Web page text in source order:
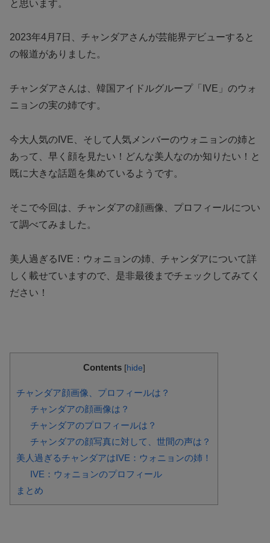
と思います。
2023年4月7日、チャンダアさんが芸能界デビューすると
の報道がありました。
チャンダアさんは、韓国アイドルグループ「IVE」のウォ
ニョンの実の姉です。
今大人気のIVE、そして人気メンバーのウォニョンの姉と
あって、早く顔を見たい！どんな美人なのか知りたい！と
既に大きな話題を集めているようです。
そこで今回は、チャンダアの顔画像、プロフィールについ
て調べてみました。
美人過ぎるIVE：ウォニョンの姉、チャンダアについて詳
しく載せていますので、是非最後までチェックしてみてく
ださい！
Contents [hide]
チャンダア顔画像、プロフィールは？
チャンダアの顔画像は？
チャンダアのプロフィールは？
チャンダアの顔写真に対して、世間の声は？
美人過ぎるチャンダアはIVE：ウォニョンの姉！
IVE：ウォニョンのプロフィール
まとめ